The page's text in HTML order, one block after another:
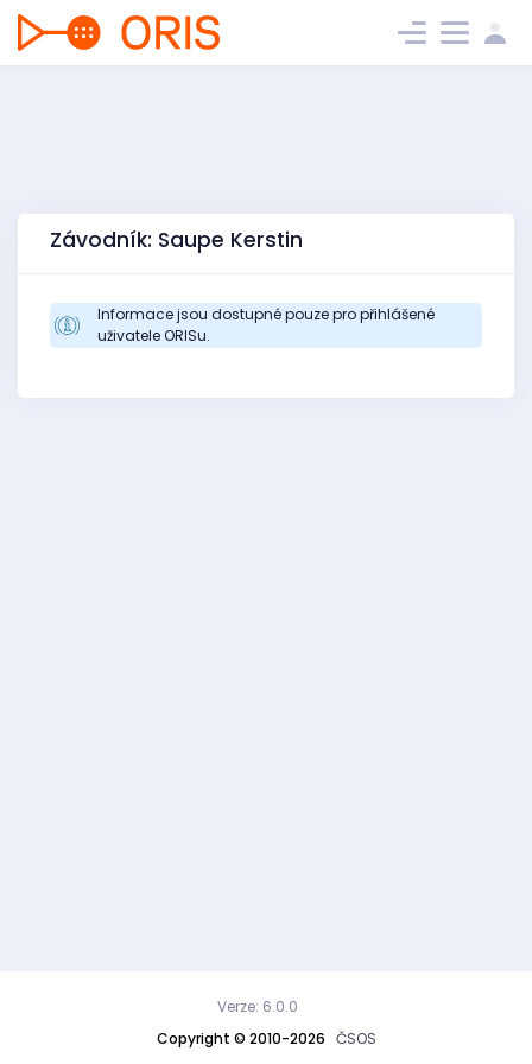
Závodník: Saupe Kerstin
Informace jsou dostupné pouze pro přihlášené
uživatele ORISu.
Copyright © 2010-2026 ČSOS
Verze: 6.0.0